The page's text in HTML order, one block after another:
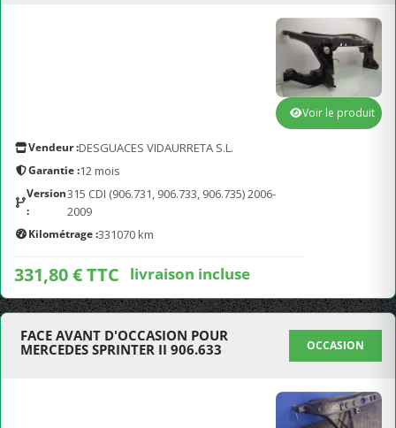
Vendeur :DESGUACES VIDAURRETA S.L.
Garantie :12 mois
Version
:
315 CDI (906.731, 906.733, 906.735) 2006-
2009
Kilométrage :331070 km
331,80 € TTC livraison incluse
Voir le produit
FACE AVANT D'OCCASION POUR
MERCEDES SPRINTER II 906.633
OCCASION